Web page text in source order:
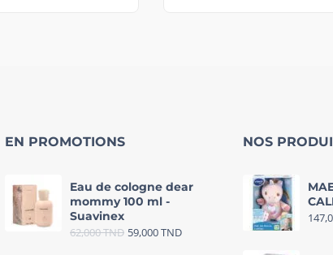
EN PROMOTIONS
Eau de cologne dear
mommy 100 ml -
Suavinex
62,000TND 59,000TND
NOS